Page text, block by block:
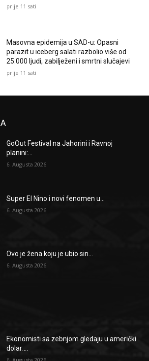
prije 11 sati
Masovna epidemija u SAD-u: Opasni
parazit u iceberg salati razbolio više od
25.000 ljudi, zabilježeni i smrtni slučajevi
prije 11 sati
GoOut Festival na Jahorini i Ravnoj
planini:...
6. Augusta 2026.
Super El Nino i novi fenomen u...
6. Augusta 2026.
Ovo je žena koju je ubio sin...
6. Augusta 2026.
Ekonomisti sa zebnjom gledaju u američki
dolar:...